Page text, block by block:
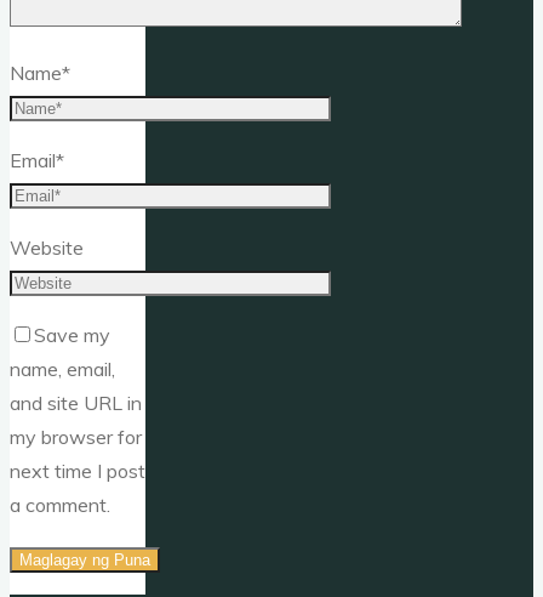
Name*
Email*
Website
Save my
name, email,
and site URL in
my browser for
next time I post
a comment.